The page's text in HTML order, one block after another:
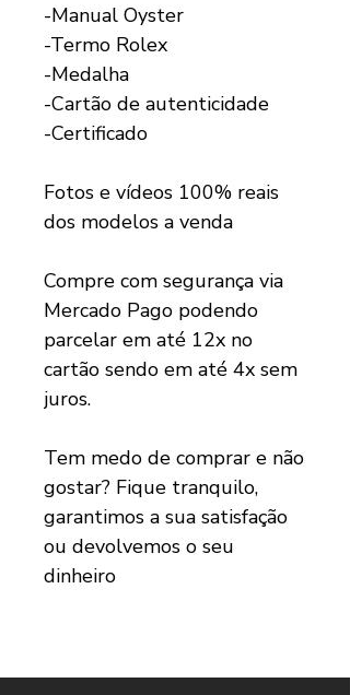
-Manual Oyster
-Termo Rolex
-Medalha
-Cartão de autenticidade
-Certificado
Fotos e vídeos 100% reais
dos modelos a venda
Compre com segurança via
Mercado Pago podendo
parcelar em até 12x no
cartão sendo em até 4x sem
juros.
Tem medo de comprar e não
gostar? Fique tranquilo,
garantimos a sua satisfação
ou devolvemos o seu
dinheiro